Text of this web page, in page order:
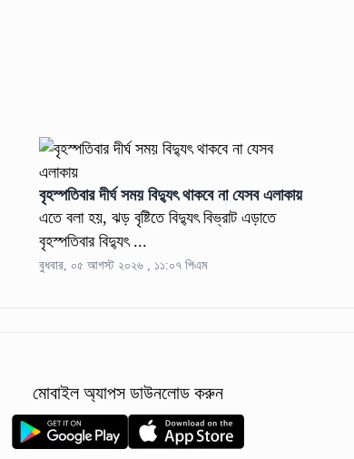
বৃহস্পতিবার দীর্ঘ সময় বিদ্যুৎ থাকবে না যেসব এলাকায়
এতে বলা হয়, ঝড় বৃষ্টিতে বিদ্যুৎ বিভ্রাট এড়াতে
বৃহস্পতিবার বিদ্যুৎ ...
বুধবার, ০৫ আগস্ট ২০২৬ , ১১:০৭ পিএম
মোবাইল অ্যাপস ডাউনলোড করুন